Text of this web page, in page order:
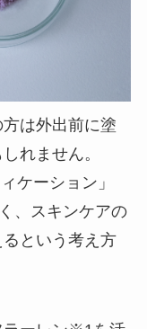
は外出前に塗
れません。
ケーション」
、スキンケアの
という考え方